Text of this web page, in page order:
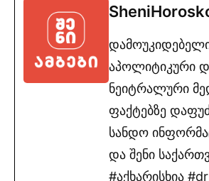
აპოლიტიკური
ნეიტრალური
ფაქტებზე
სანდო
და შენი
#აქხარისხია